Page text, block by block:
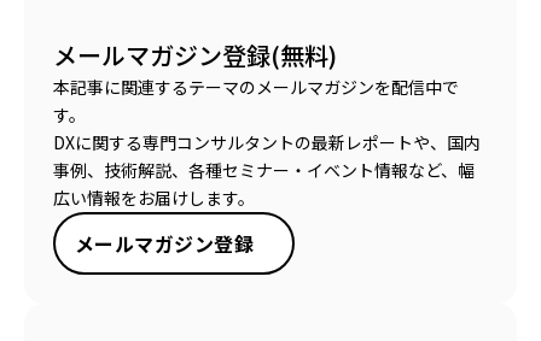
メールマガジン登録(無料)
本記事に関連するテーマのメールマガジンを配信中で
す。
DXに関する専門コンサルタントの最新レポートや、国内
事例、技術解説、各種セミナー・イベント情報など、幅
広い情報をお届けします。
メールマガジン登録